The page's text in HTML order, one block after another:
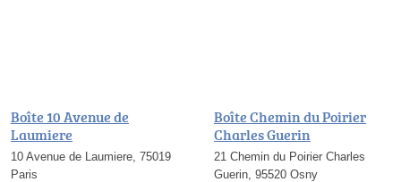
Boîte 10 Avenue de
Laumiere
10 Avenue de Laumiere, 75019
Paris
Boîte Chemin du Poirier
Charles Guerin
21 Chemin du Poirier Charles
Guerin, 95520 Osny